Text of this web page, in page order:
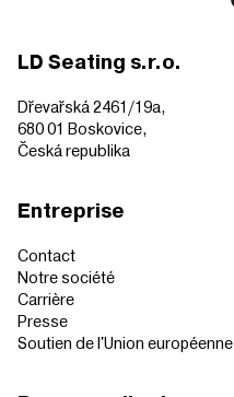
LD Seating s.r.o.
Dřevařská 2461/19a,
680 01 Boskovice,
Česká republika
Entreprise
Contact
Notre société
Carrière
Presse
Soutien de l'Union européenne